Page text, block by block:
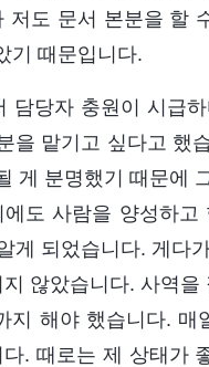
도 문서 본분을 할
기 때문입니다.
담당자 충원이 시급
을 맡기고 싶다고 했
게 분명했기 때문에
도 사람을 양성하
게 되었습니다. 게다
않았습니다. 사역
지 해야 했습니다.
. 때로는 제 상태가